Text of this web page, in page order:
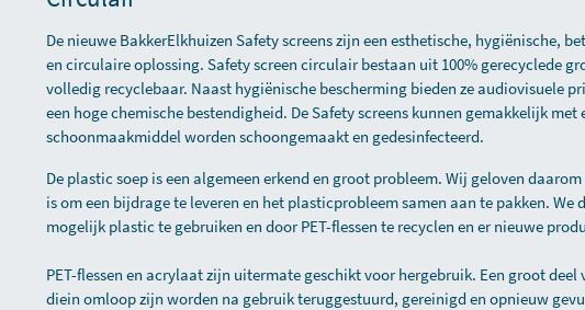
De nieuwe BakkerElkhuizen Safety screens zijn een esthetische, hygiënische,
en circulaire oplossing. Safety screen circulair bestaan uit 100% gerecyclede
volledig recyclebaar. Naast hygiënische bescherming bieden ze audiovisuele
een hoge chemische bestendigheid. De Safety screens kunnen gemakkelijk
schoonmaakmiddel worden schoongemaakt en gedesinfecteerd.
De plastic soep is een algemeen erkend en groot probleem. Wij geloven
is om een bijdrage te leveren en het plasticprobleem samen aan te pakken. We
mogelijk plastic te gebruiken en door PET-flessen te recyclen en er nieuwe
PET-flessen en acrylaat zijn uitermate geschikt voor hergebruik. Een groot deel
diein omloop zijn worden na gebruik teruggestuurd, gereinigd en opnieuw